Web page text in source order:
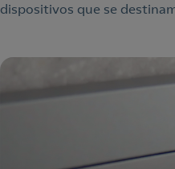
dispositivos que se